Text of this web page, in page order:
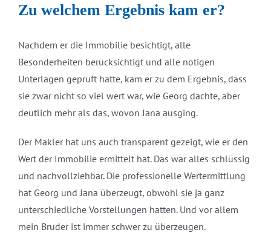
Zu welchem Ergebnis kam er?
Nachdem er die Immobilie besichtigt, alle
Besonderheiten berücksichtigt und alle nötigen
Unterlagen geprüft hatte, kam er zu dem Ergebnis, dass
sie zwar nicht so viel wert war, wie Georg dachte, aber
deutlich mehr als das, wovon Jana ausging.
Der Makler hat uns auch transparent gezeigt, wie er den
Wert der Immobilie ermittelt hat. Das war alles schlüssig
und nachvollziehbar. Die professionelle Wertermittlung
hat Georg und Jana überzeugt, obwohl sie ja ganz
unterschiedliche Vorstellungen hatten. Und vor allem
mein Bruder ist immer schwer zu überzeugen.